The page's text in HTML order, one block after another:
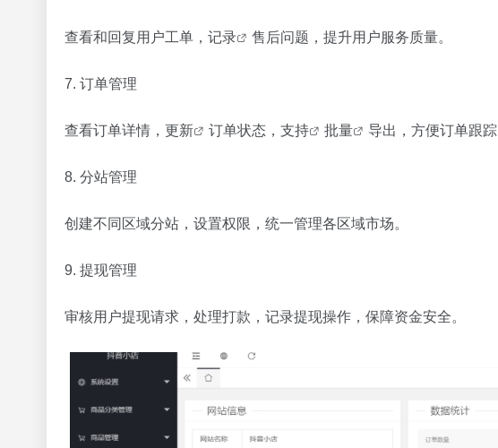
查看和回复用户工单， 记录 售后问题，提升用户服务质量。
7. 订单管理
查看订单详情， 更新 订单状态， 支持 批量 导出，方便订单跟踪
8. 分站管理
创建不同区域分站，设置权限，统一管理各区域市场。
9. 提现管理
审核用户提现请求，处理打款，记录提现操作，保障资金安全。